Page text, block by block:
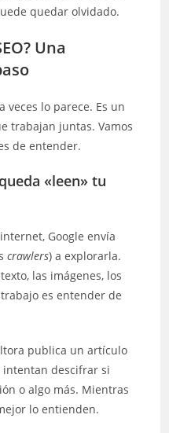
quedar olvidado.
Una
veces lo parece. Es un
trabajan juntas. Vamos
de entender.
«leen» tu
Google envía
crawlers) a explorarla.
las imágenes, los
es entender de
publica un artículo
intentan descifrar si
o algo más. Mientras
lo entienden.